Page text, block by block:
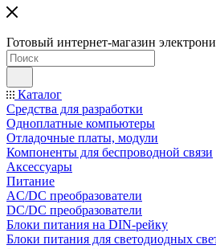
Готовый интернет-магазин
Каталог
Средства для разработки
Одноплатные компьютеры
Отладочные платы, модули
Компоненты для беспроводной связи
Аксессуары
Питание
AC/DC преобразователи
DC/DC преобразователи
Блоки питания на DIN-рейку
Блоки питания для светодиодных